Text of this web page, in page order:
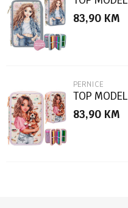
POŠALJI
SPRATA
83,90 KM
PERNICE
TOP
SUNNY DOG
83,90 KM